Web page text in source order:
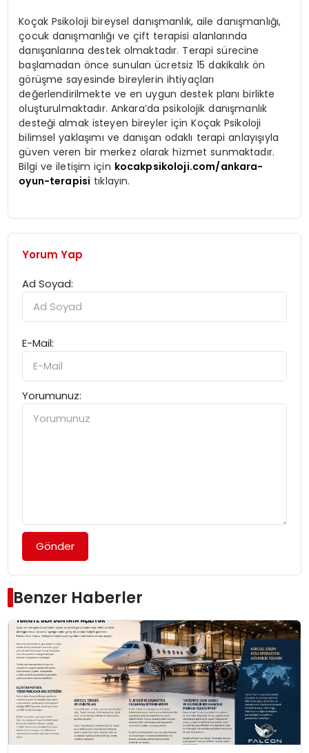
Koçak Psikoloji bireysel danışmanlık, aile danışmanlığı,
çocuk danışmanlığı ve çift terapisi alanlarında
danışanlarına destek olmaktadır. Terapi sürecine
başlamadan önce sunulan ücretsiz 15 dakikalık ön
görüşme sayesinde bireylerin ihtiyaçları
değerlendirilmekte ve en uygun destek planı birlikte
oluşturulmaktadır. Ankara’da psikolojik danışmanlık
desteği almak isteyen bireyler için Koçak Psikoloji
bilimsel yaklaşımı ve danışan odaklı terapi anlayışıyla
güven veren bir merkez olarak hizmet sunmaktadır.
Bilgi ve iletişim için kocakpsikoloji.com/ankara-
oyun-terapisi tıklayın.
Yorum Yap
Ad Soyad:
E-Mail:
Yorumunuz:
Gönder
Benzer Haberler